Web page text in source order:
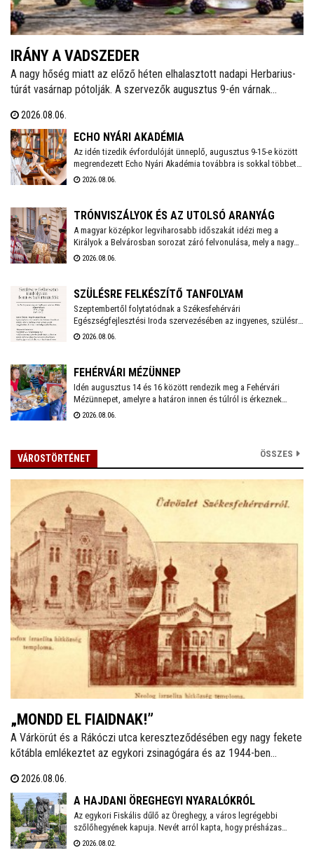
IRÁNY A VADSZEDER
A nagy hőség miatt az előző héten elhalasztott nadapi Herbarius-
túrát vasárnap pótolják. A szervezők augusztus 9-én várnak
vitaminokban és ásványi anyagokban gazdag vadszederből
gyűjtsön Lencsés Rita gyógynövényszakértő vezetésével. A túra
Nadapról indul, a részvételhez ezúttal is előzetes bejelentkezést
kérnek a szokásos elérhetőségeken.
2026.08.06.
ECHO NYÁRI AKADÉMIA
Az idén tizedik évfordulóját ünneplő, augusztus 9-15-e között
megrendezett Echo Nyári Akadémia továbbra is sokkal többet
kínál, mint egy hagyományos zenei mesterkurzus. A családias
egyedülálló találkozási pontja a művésztanároknak, a fiatal
2026.08.06.
TRÓNVISZÁLYOK ÉS AZ UTOLSÓ ARANYÁG
A magyar középkor legviharosabb időszakát idézi meg a
Királyok a Belvárosban sorozat záró felvonulása, mely a nagy
hőség miatt a szokásosnál egy órával később, 18 órakor indul
2026.08.06.
SZÜLÉSRE FELKÉSZÍTŐ TANFOLYAM
Szeptembertől folytatódnak a Székesfehérvári
Egészségfejlesztési Iroda szervezésében az ingyenes, szülésre
felkészítő tanfolyamok. Az idei évben még két turnusra lehet
2026.08.06.
FEHÉRVÁRI MÉZÜNNEP
Idén augusztus 14 és 16 között rendezik meg a Fehérvári
Mézünnepet, amelyre a határon innen és túlról is érkeznek
mézlovagrendek: a látványos felvonulás mellett a gyerekeket
2026.08.06.
VÁROSTÖRTÉNET ÖSSZES
„MONDD EL FIAIDNAK!”
A Várkörút és a Rákóczi utca kereszteződésében egy nagy fekete
kőtábla emlékeztet az egykori zsinagógára és az 1944-ben
legtöbben a vészkorszakot és az azt közvetlenül megelőző
éveket idézik fel. Talán azért, mert nem ismerik a korábbi időket,
mint ahogy sokan azt sem tudják: ma is létezik hitközség a
városban.
2026.08.06.
A HAJDANI ÖREGHEGYI NYARALÓKRÓL
Az egykori Fiskális dűlő az Öreghegy, a város legrégebbi
szőlőhegyének kapuja. Nevét arról kapta, hogy présházas
telkeit többnyire városi tisztviselők, hivatalnokok vásárolták
2026.08.02.